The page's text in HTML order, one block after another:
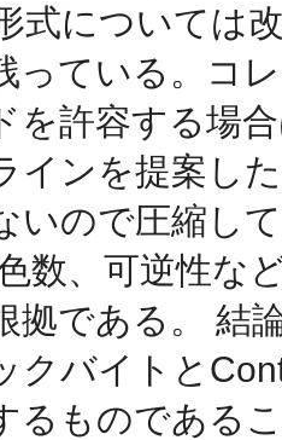
式については
っている。コ
を許容する場
インを提案し
いので圧縮し
数、可逆性な
拠である。 結
クバイトと
るものである